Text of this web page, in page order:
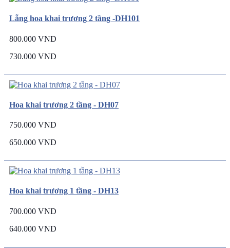
Lẵng hoa khai trương 2 tầng -DH101
800.000 VND
730.000 VND
Hoa khai trương 2 tầng - DH07
750.000 VND
650.000 VND
Hoa khai trương 1 tầng - DH13
700.000 VND
640.000 VND